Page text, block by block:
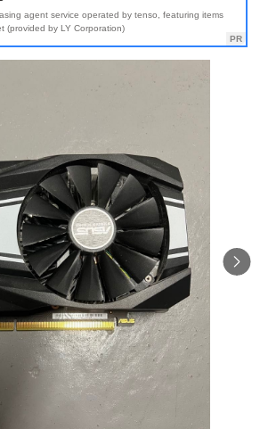
agent service operated by tenso, featuring items
(provided by LY Corporation)